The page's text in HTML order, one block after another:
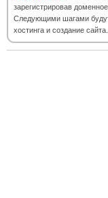
зарегистрировав
Следующими шагами
хостинга и создание сайта.